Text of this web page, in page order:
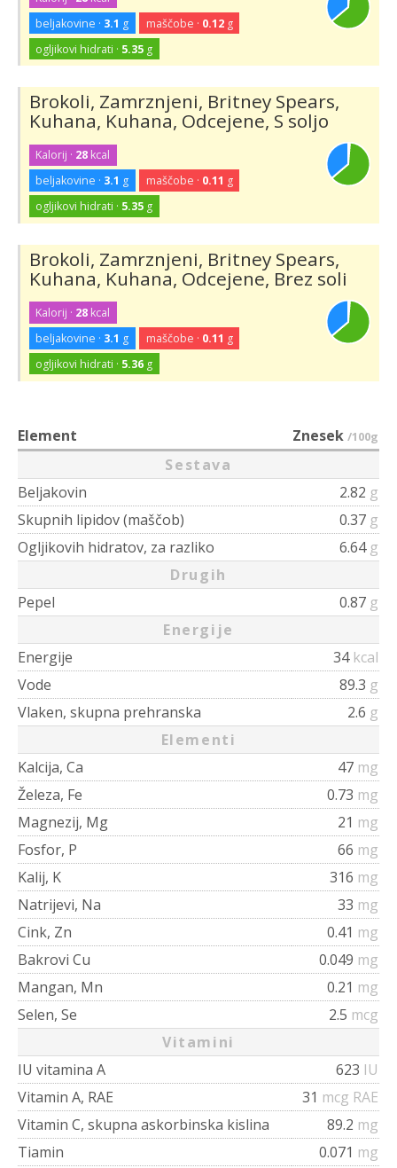
beljakovine · 3.1 g maščobe · 0.12g
ogljikovi hidrati · 5.35 g
Brokoli, Zamrznjeni, Britney Spears,
Kuhana, Kuhana, Odcejene, S soljo
Kalorij · 28 kcal
beljakovine · 3.1 g maščobe · 0.11 g
ogljikovi hidrati · 5.35 g
Brokoli, Zamrznjeni, Britney Spears,
Kuhana, Kuhana, Odcejene, Brez soli
Kalorij · 28 kcal
beljakovine · 3.1 g maščobe · 0.11 g
ogljikovi hidrati · 5.36 g
Element Znesek /100g
Sestava
Beljakovin
2.82 g
Skupnih lipidov (maščob)
0.37 g
Ogljikovih hidratov, za razliko
6.64 g
Drugih
Pepel
0.87 g
Energije
Energije
34 kcal
Vode
89.3 g
Vlaken, skupna prehranska
2.6 g
Elementi
Kalcija, Ca
47 mg
Železa, Fe
0.73 mg
Magnezij, Mg
21 mg
Fosfor, P
66 mg
Kalij, K
316 mg
Natrijevi, Na
33 mg
Cink, Zn
0.41 mg
Bakrovi Cu
0.049 mg
Mangan, Mn
0.21 mg
Selen, Se
2.5 mcg
Vitamini
IU vitamina A
623 IU
Vitamin A, RAE
31 mcg RAE
Vitamin C, skupna askorbinska kislina
89.2 mg
Tiamin
0.071 mg